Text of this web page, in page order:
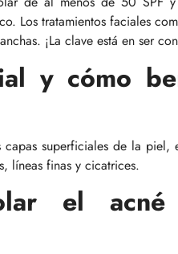
Los tratamientos faciales
¡La clave está en ser
y cómo
superficiales de la piel,
líneas finas y cicatrices.
el